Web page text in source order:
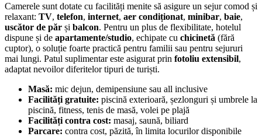
Camerele sunt dotate cu facilități menite să asigure un sejur comod și
relaxant: TV, telefon, internet, aer condiționat, minibar, baie,
uscător de păr și balcon. Pentru un plus de flexibilitate, hotelul
dispune și de apartamente/studio, echipate cu chicinetă (fără
cuptor), o soluție foarte practică pentru familii sau pentru sejururi
mai lungi. Patul suplimentar este asigurat prin fotoliu extensibil,
adaptat nevoilor diferitelor tipuri de turiști.
Masă: mic dejun, demipensiune sau all inclusive
Facilități gratuite: piscină exterioară, șezlonguri și umbrele la
piscină, fitness, tenis de masă, volei pe plajă
Facilități contra cost: masaj, saună, biliard
Parcare: contra cost, păzită, în limita locurilor disponibile